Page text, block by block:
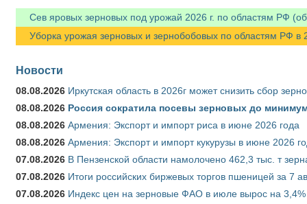
Сев яровых зерновых под урожай 2026 г. по областям РФ
Уборка урожая зерновых и зернобобовых по областям РФ в
Новости
08.08.2026 Иркутская область в 2026г может снизить сбор
08.08.2026 Россия сократила посевы зерновых до
08.08.2026 Армения: Экспорт и импорт риса в июне 2026 года
08.08.2026 Армения: Экспорт и импорт кукурузы в июне 2026
07.08.2026 В Пензенской области намолочено 462,3 тыс. т
07.08.2026 Итоги российских биржевых торгов пшеницей за 7
07.08.2026 Индекс цен на зерновые ФАО в июле вырос на 3,4%